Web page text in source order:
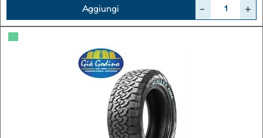
Aggiungi
▀